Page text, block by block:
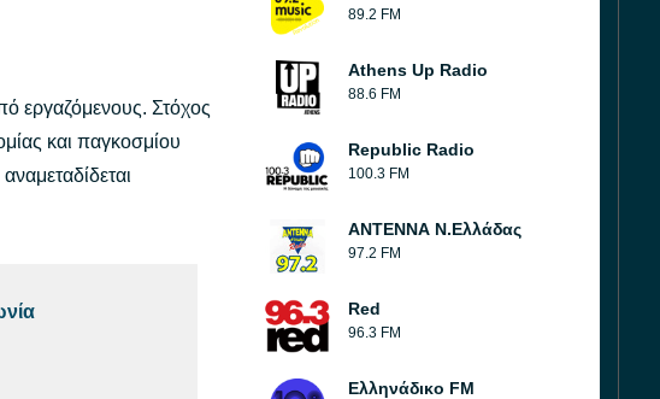
εργαζόμενους. Στόχος
και παγκοσμίου
89.2 FM
Athens Up Radio
88.6 FM
Republic Radio
100.3 FM
ΑΝΤΕΝΝΑ Ν.Ελλάδας
97.2 FM
Red
96.3 FM
Ελληνάδικο FM